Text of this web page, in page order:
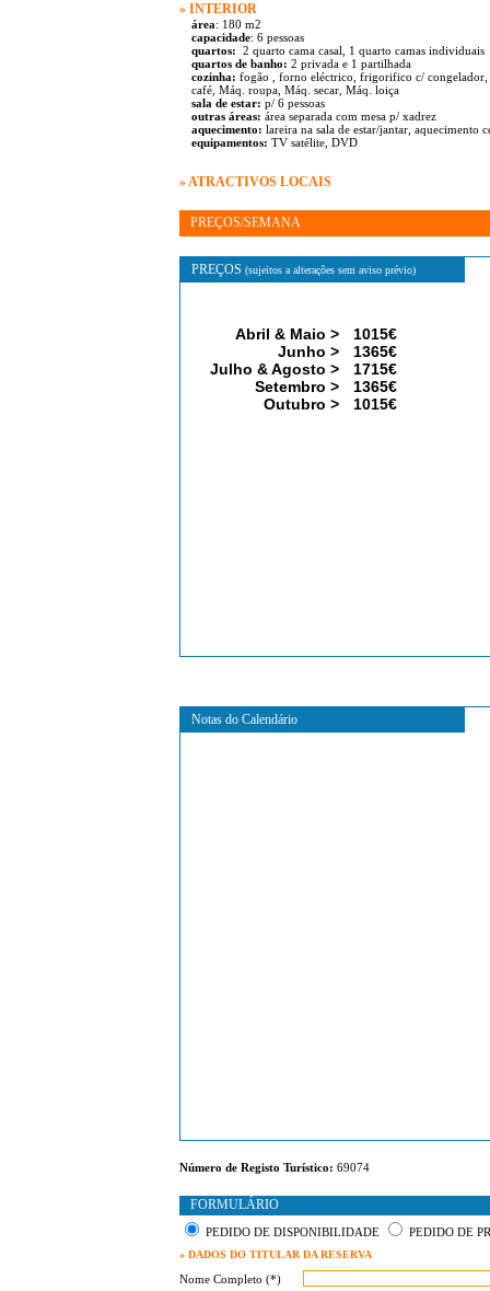
» INTERIOR
área: 180 m2
capacidade: 6 pessoas
quartos: 2 quarto cama casal, 1 quarto camas individuais
quartos de banho: 2 privada e 1 partilhada
cozinha: fogão , forno eléctrico, frigorifico c/
café, Máq. roupa, Máq. secar, Máq. loiça
sala de estar: p/ 6 pessoas
outras áreas: área separada com mesa p/ xadrez
aquecimento: lareira na sala de estar/jantar, aquecimento
equipamentos: TV satélite, DVD
» ATRACTIVOS LOCAIS
PREÇOS/SEMANA
PREÇOS (sujeitos a alterações sem aviso prévio)
Abril & Maio >
Junho >
Julho & Agosto >
Setembro >
Outubro >
1015€
1365€
1715€
1365€
1015€
Notas do Calendário
Número de Registo Turístico: 69074
FORMULÁRIO
PEDIDO DE DISPONIBILIDADE PEDIDO DE
» DADOS DO TITULAR DA RESERVA
Nome Completo (*)